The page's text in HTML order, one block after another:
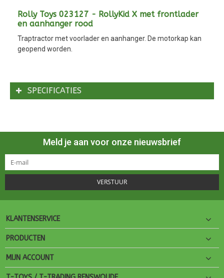
Rolly Toys 023127 - RollyKid X met frontlader
en aanhanger rood
Traptractor met voorlader en aanhanger. De motorkap kan
geopend worden.
SPECIFICATIES
Meld je aan voor onze nieuwsbrief
VERSTUUR
KLANTENSERVICE
PRODUCTEN
MIJN ACCOUNT